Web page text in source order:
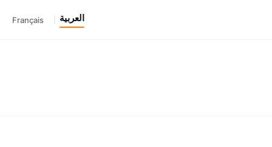
العربية Français